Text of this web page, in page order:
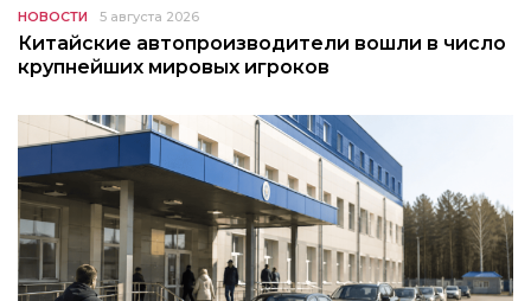
НОВОСТИ 5 августа 2026
Китайские автопроизводители вошли в число
крупнейших мировых игроков